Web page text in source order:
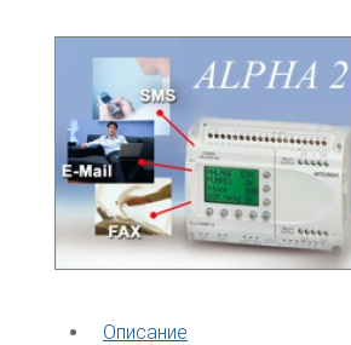
Описание